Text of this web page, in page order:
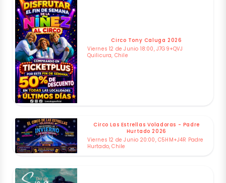
Circo Tony Caluga 2026
Viernes 12 de Junio 18:00, J7G9+QVJ
Quilicura, Chile
Circo Las Estrellas Voladoras - Padre
Hurtado 2026
Viernes 12 de Junio 20:00, C5HM+J4R Padre
Hurtado, Chile